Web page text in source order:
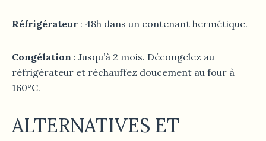
Réfrigérateur : 48h dans un contenant hermétique.
Congélation : Jusqu’à 2 mois. Décongelez au
réfrigérateur et réchauffez doucement au four à
160°C.
ALTERNATIVES ET